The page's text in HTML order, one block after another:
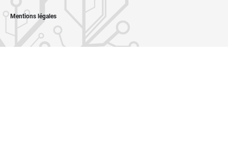
Mentions légales